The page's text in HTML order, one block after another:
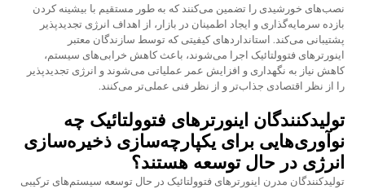
نصب‌های خورشیدی را تضمین می‌کنند که به طور مستقیم با بیشینه کردن
بازده سرمایه‌گذاری و ایجاد اطمینان در بازار، از اهداف انرژی تجدیدپذیر
پشتیبانی می‌کند. استانداردهای کیفیتی که توسط سازندگان معتبر
اینورترهای فتوولتائیک اجرا می‌شوند، باعث کاهش خرابی‌های سیستم،
کاهش نیاز به نگهداری و افزایش عمر عملیاتی می‌شوند و انرژی تجدیدپذیر
را از نظر اقتصادی جذاب‌تر و از نظر فنی عملی‌تر می‌کنند.
تولیدکنندگان اینورترهای فتوولتائیک چه
نوآوری‌هایی برای یکپارچه‌سازی ذخیره‌سازی
انرژی در حال توسعه هستند؟
تولیدکنندگان مدرن اینورترهای فتوولتائیک در حال توسعه سیستم‌های ترکیبی